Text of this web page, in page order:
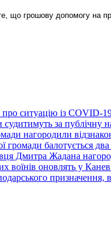
що грошову допомогу на
ситуацію із COVID-19
за публічну
нагородили
громади балотується
Дмитра Жадана
воїнів оновлять у
призначення,